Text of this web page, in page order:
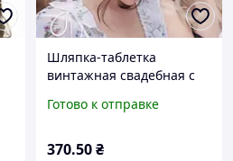
Шляпка-таблетка
винтажная свадебная с
Готово к отправке
370.50₴